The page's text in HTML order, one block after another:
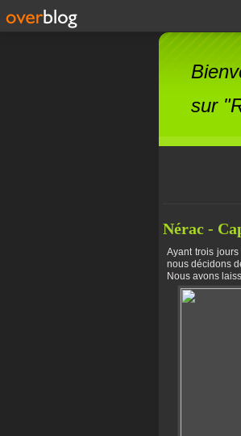
sur
Nérac -
Ayant trois
nous décidons
Nous avons